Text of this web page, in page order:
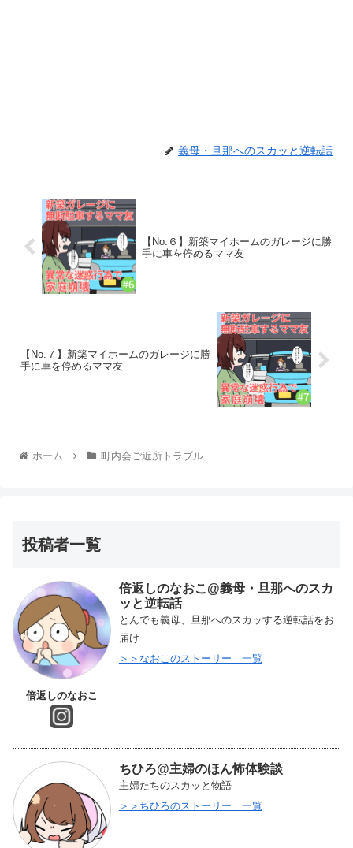
義母・旦那へのスカッと逆転話
【No.６】新築マイホームのガレージに勝
手に車を停めるママ友
【No.７】新築マイホームのガレージに勝
手に車を停めるママ友
ホーム 町内会ご近所トラブル
投稿者一覧
倍返しのなおこ
倍返しのなおこ@義母・旦那へのスカ
ッと逆転話
とんでも義母、旦那へのスカッする逆転話をお
届け
＞＞なおこのストーリー 一覧
ちひろ@主婦のほん怖体験談
主婦たちのスカッと物語
＞＞ちひろのストーリー 一覧